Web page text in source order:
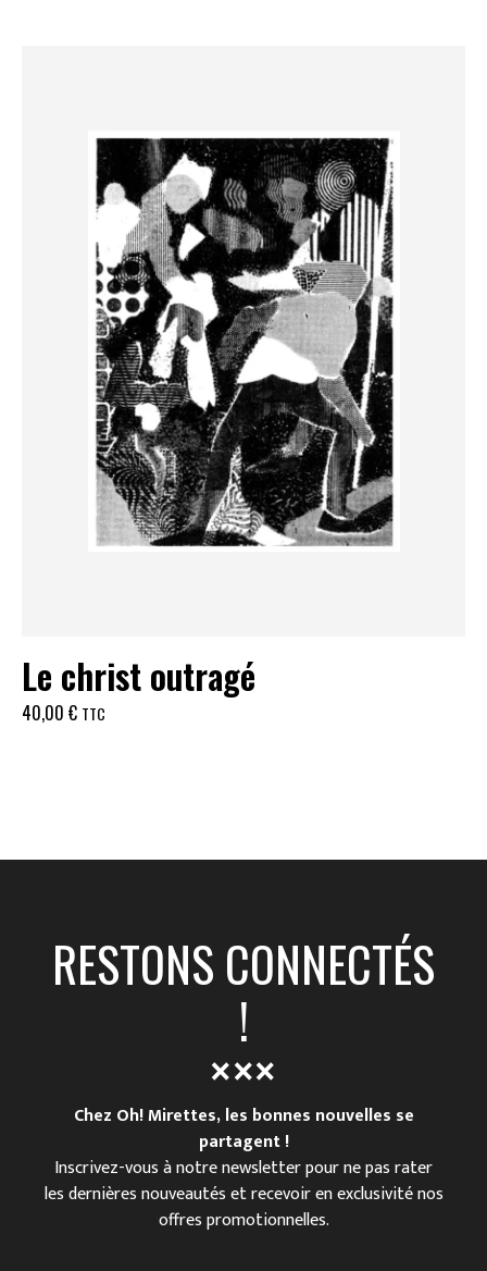
Le christ outragé
40,00 € TTC
RESTONS CONNECTÉS
!
Chez Oh! Mirettes, les bonnes nouvelles se
partagent !
Inscrivez-vous à notre newsletter pour ne pas rater
les dernières nouveautés et recevoir en exclusivité nos
offres promotionnelles.